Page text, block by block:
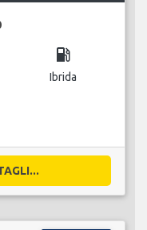
local_gas_station
Ibrida